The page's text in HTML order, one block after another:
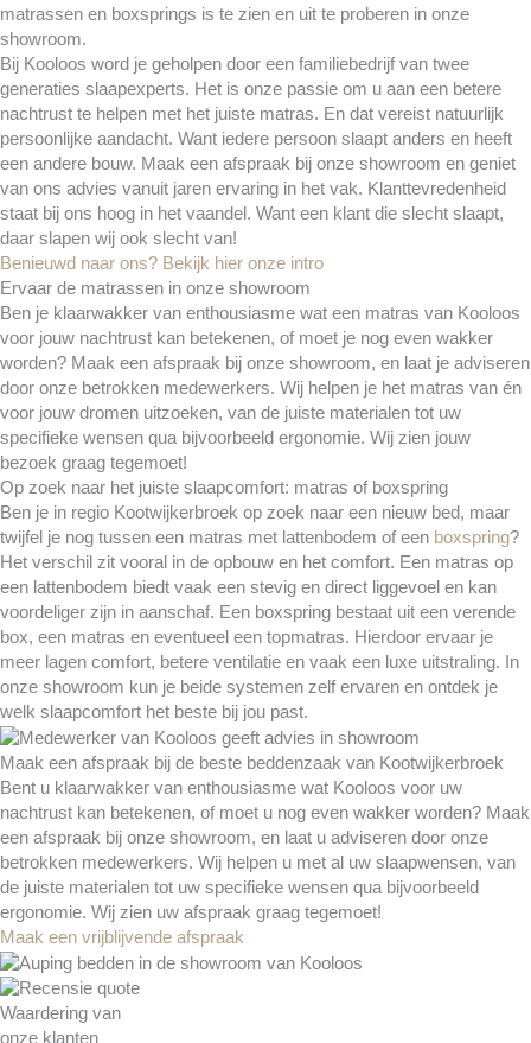
matrassen en boxsprings is te zien en uit te proberen in onze
showroom.
Bij Kooloos word je geholpen door een familiebedrijf van twee
generaties slaapexperts. Het is onze passie om u aan een betere
nachtrust te helpen met het juiste matras. En dat vereist natuurlijk
persoonlijke aandacht. Want iedere persoon slaapt anders en heeft
een andere bouw. Maak een afspraak bij onze showroom en geniet
van ons advies vanuit jaren ervaring in het vak. Klanttevredenheid
staat bij ons hoog in het vaandel. Want een klant die slecht slaapt,
daar slapen wij ook slecht van!
Benieuwd naar ons? Bekijk hier onze intro
Ervaar de matrassen in onze showroom
Ben je klaarwakker van enthousiasme wat een matras van Kooloos
voor jouw nachtrust kan betekenen, of moet je nog even wakker
worden? Maak een afspraak bij onze showroom, en laat je adviseren
door onze betrokken medewerkers. Wij helpen je het matras van én
voor jouw dromen uitzoeken, van de juiste materialen tot uw
specifieke wensen qua bijvoorbeeld ergonomie. Wij zien jouw
bezoek graag tegemoet!
Op zoek naar het juiste slaapcomfort: matras of boxspring
Ben je in regio Kootwijkerbroek op zoek naar een nieuw bed, maar
twijfel je nog tussen een matras met lattenbodem of een boxspring?
Het verschil zit vooral in de opbouw en het comfort. Een matras op
een lattenbodem biedt vaak een stevig en direct liggevoel en kan
voordeliger zijn in aanschaf. Een boxspring bestaat uit een verende
box, een matras en eventueel een topmatras. Hierdoor ervaar je
meer lagen comfort, betere ventilatie en vaak een luxe uitstraling. In
onze showroom kun je beide systemen zelf ervaren en ontdek je
welk slaapcomfort het beste bij jou past.
Maak een afspraak bij de beste beddenzaak van Kootwijkerbroek
Bent u klaarwakker van enthousiasme wat Kooloos voor uw
nachtrust kan betekenen, of moet u nog even wakker worden? Maak
een afspraak bij onze showroom, en laat u adviseren door onze
betrokken medewerkers. Wij helpen u met al uw slaapwensen, van
de juiste materialen tot uw specifieke wensen qua bijvoorbeeld
ergonomie. Wij zien uw afspraak graag tegemoet!
Maak een vrijblijvende afspraak
Waardering van
onze klanten